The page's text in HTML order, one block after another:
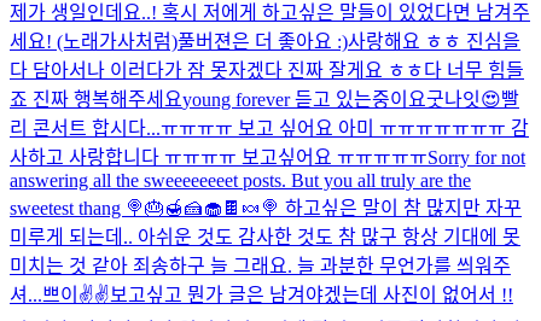
제가 생일인데요..! 혹시 저에게 하고싶은 말들이 있었다면 남겨주
세요! (노래가사처럼)풀버젼은 더 좋아요 :)사랑해요 ㅎㅎ 진심을
다 담아서 나 이러다가 잠 못자겠다 진짜 잘게요 ㅎㅎ다 너무 힘들
죠 진짜 행복해주세요young forever 듣고 있는중이요굿나잇😍빨
리 콘서트 합시다...ㅠㅠㅠㅠ 보고 싶어요 아미 ㅠㅠㅠㅠㅠㅠㅠ 감
사하고 사랑합니다 ㅠㅠㅠㅠ 보고싶어요 ㅠㅠㅠㅠㅠSorry for not
answering all the sweeeeeeeet posts. But you all truly are the
sweetest thang 🍭🎂🍯🍰🧁🍫🍬🍭 하고싶은 말이 참 많지만 자꾸
미루게 되는데.. 아쉬운 것도 감사한 것도 참 많구 항상 기대에 못
미치는 것 같아 죄송하구 늘 그래요. 늘 과분한 무언가를 씌워주
셔...쁘이 ✌✌보고싶고 뭔가 글은 남겨야겠는데 사진이 없어서 !!